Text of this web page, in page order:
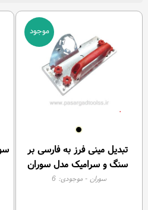
تبدیل مینی فرز به فارسی بر
سنگ و سرامیک مدل سوران
سوران - موجودی:6
موجود